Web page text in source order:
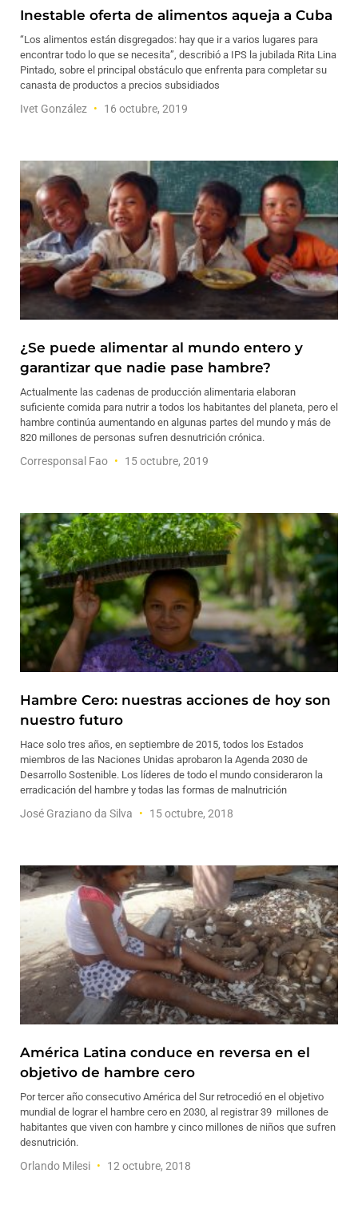
Inestable oferta de alimentos aqueja a Cuba
“Los alimentos están disgregados: hay que ir a varios lugares para
encontrar todo lo que se necesita”, describió a IPS la jubilada Rita Lina
Pintado, sobre el principal obstáculo que enfrenta para completar su
canasta de productos a precios subsidiados
Ivet González 16 octubre, 2019
¿Se puede alimentar al mundo entero y
garantizar que nadie pase hambre?
Actualmente las cadenas de producción alimentaria elaboran
suficiente comida para nutrir a todos los habitantes del planeta, pero el
hambre continúa aumentando en algunas partes del mundo y más de
820 millones de personas sufren desnutrición crónica.
Corresponsal Fao 15 octubre, 2019
Hambre Cero: nuestras acciones de hoy son
nuestro futuro
Hace solo tres años, en septiembre de 2015, todos los Estados
miembros de las Naciones Unidas aprobaron la Agenda 2030 de
Desarrollo Sostenible. Los líderes de todo el mundo consideraron la
erradicación del hambre y todas las formas de malnutrición
José Graziano da Silva 15 octubre, 2018
América Latina conduce en reversa en el
objetivo de hambre cero
Por tercer año consecutivo América del Sur retrocedió en el objetivo
mundial de lograr el hambre cero en 2030, al registrar 39 millones de
habitantes que viven con hambre y cinco millones de niños que sufren
desnutrición.
Orlando Milesi 12 octubre, 2018